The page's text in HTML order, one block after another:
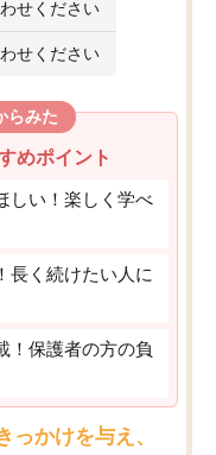
せください
せください
らみた
めポイント
しい！楽しく学べ
長く続けたい人に
！保護者の方の負
かけを与え、